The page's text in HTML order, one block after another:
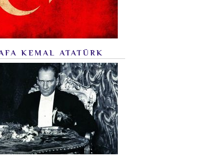
KEMAL ATATÜRK